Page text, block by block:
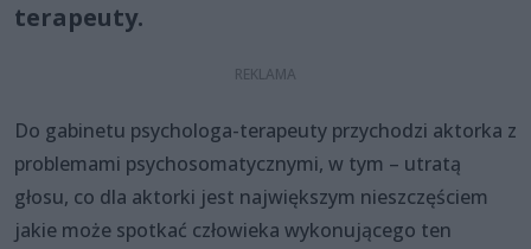
terapeuty.
Do gabinetu psychologa-terapeuty przychodzi aktorka z
problemami psychosomatycznymi, w tym – utratą
głosu, co dla aktorki jest największym nieszczęściem
jakie może spotkać człowieka wykonującego ten